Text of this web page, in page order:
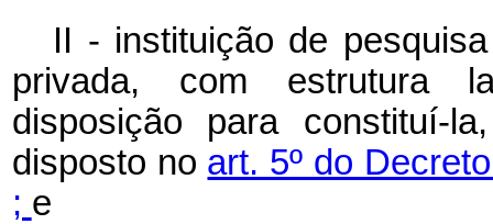
II - instituição de
privada, com estrutura
disposição para constituí-
disposto no art. 5º do
; e